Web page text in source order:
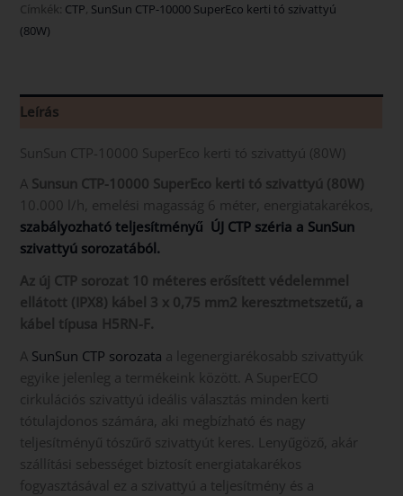
Címkék: CTP, SunSun CTP-10000 SuperEco kerti tó szivattyú
(80W)
Leírás
SunSun CTP-10000 SuperEco kerti tó szivattyú (80W)
A Sunsun CTP-10000 SuperEco kerti tó szivattyú (80W)
10.000 l/h, emelési magasság 6 méter, energiatakarékos,
szabályozható teljesítményű ÚJ CTP széria a SunSun
szivattyú sorozatából.
Az új CTP sorozat 10 méteres erősített védelemmel
ellátott (IPX8) kábel 3 x 0,75 mm2 keresztmetszetű, a
kábel típusa H5RN-F.
A SunSun CTP sorozata a legenergiarékosabb szivattyúk
egyike jelenleg a termékeink között. A SuperECO
cirkulációs szivattyú ideális választás minden kerti
tótulajdonos számára, aki megbízható és nagy
teljesítményű tószűrő szivattyút keres. Lenyűgöző, akár
szállítási sebességet biztosít energiatakarékos
fogyasztásával ez a szivattyú a teljesítmény és a